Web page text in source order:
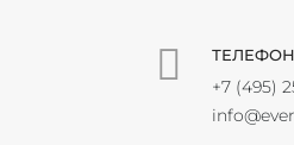
+7 (495)